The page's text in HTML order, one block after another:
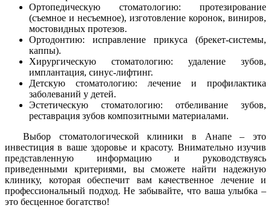
Ортопедическую стоматологию: протезирование
(съемное и несъемное), изготовление коронок, виниров,
мостовидных протезов.
Ортодонтию: исправление прикуса (брекет-системы,
каппы).
Хирургическую стоматологию: удаление зубов,
имплантация, синус-лифтинг.
Детскую стоматологию: лечение и профилактика
заболеваний у детей.
Эстетическую стоматологию: отбеливание зубов,
реставрация зубов композитными материалами.
Выбор стоматологической клиники в Анапе – это
инвестиция в ваше здоровье и красоту. Внимательно изучив
представленную информацию и руководствуясь
приведенными критериями, вы сможете найти надежную
клинику, которая обеспечит вам качественное лечение и
профессиональный подход. Не забывайте, что ваша улыбка –
это бесценное богатство!